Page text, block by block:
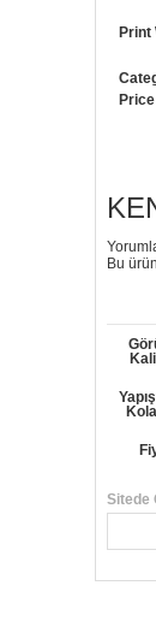
Print
Price
Bu
Sitede